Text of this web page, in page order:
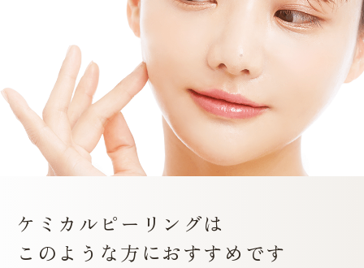
ケミカルピーリングは
このような方におすすめです